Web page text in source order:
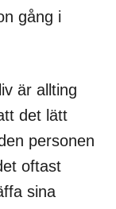
gång i
är allting
det lätt
personen
oftast
sina